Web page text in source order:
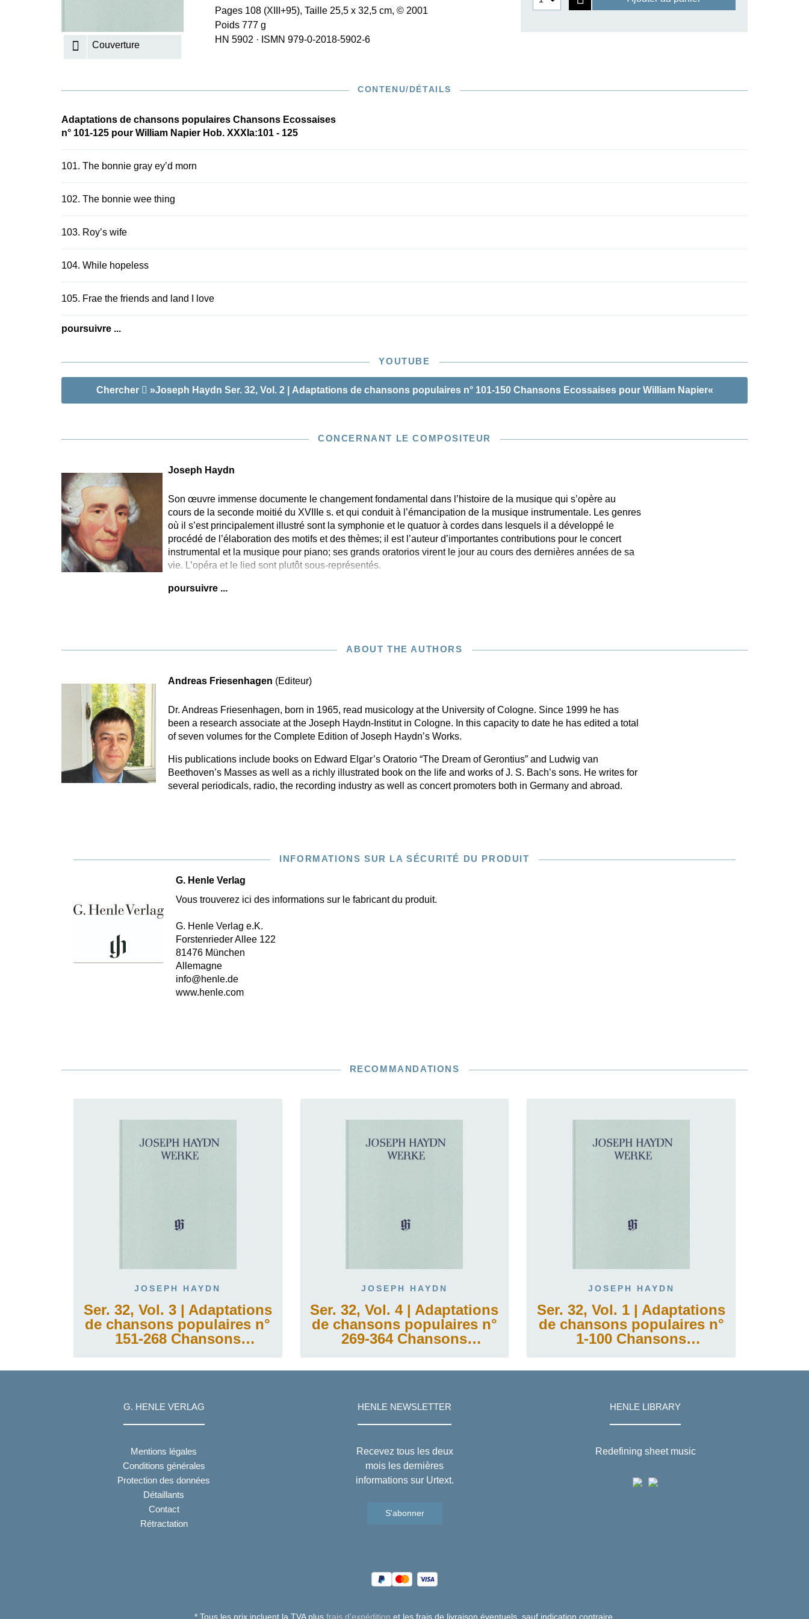
KISSIN THE COMPOSER
RICHARD STRAUSS
Couverture
Pages 108 (XIII+95), Taille 25,5 x 32,5 cm, © 2001
Poids 777 g
HN 5902 · ISMN 979-0-2018-5902-6
CONTENU/DÉTAILS
Adaptations de chansons populaires Chansons Ecossaises
n° 101-125 pour William Napier Hob. XXXIa:101 - 125
101. The bonnie gray ey’d morn
102. The bonnie wee thing
103. Roy’s wife
104. While hopeless
105. Frae the friends and land I love
poursuivre ...
YOUTUBE
Chercher »Joseph Haydn Ser. 32, Vol. 2 | Adaptations de chansons populaires n° 101-150 Chansons Ecossaises pour William Napier«
CONCERNANT LE COMPOSITEUR
Joseph Haydn
Son œuvre immense documente le changement fondamental dans l’histoire de la musique qui s’opère au
cours de la seconde moitié du XVIIIe s. et qui conduit à l’émancipation de la musique instrumentale. Les genres
où il s’est principalement illustré sont la symphonie et le quatuor à cordes dans lesquels il a développé le
procédé de l’élaboration des motifs et des thèmes; il est l’auteur d’importantes contributions pour le concert
instrumental et la musique pour piano; ses grands oratorios virent le jour au cours des dernières années de sa
vie. L’opéra et le lied sont plutôt sous-représentés.
poursuivre ...
ABOUT THE AUTHORS
Andreas Friesenhagen (Editeur)
Dr. Andreas Friesenhagen, born in 1965, read musicology at the University of Cologne. Since 1999 he has
been a research associate at the Joseph Haydn-Institut in Cologne. In this capacity to date he has edited a total
of seven volumes for the Complete Edition of Joseph Haydn’s Works.
His publications include books on Edward Elgar’s Oratorio “The Dream of Gerontius” and Ludwig van
Beethoven’s Masses as well as a richly illustrated book on the life and works of J. S. Bach’s sons. He writes for
several periodicals, radio, the recording industry as well as concert promoters both in Germany and abroad.
INFORMATIONS SUR LA SÉCURITÉ DU PRODUIT
G. Henle Verlag
Vous trouverez ici des informations sur le fabricant du produit.
G. Henle Verlag e.K.
Forstenrieder Allee 122
81476 München
Allemagne
info@henle.de
www.henle.com
RECOMMANDATIONS
JOSEPH HAYDN
Ser. 32, Vol. 3 | Adaptations
de chansons populaires n°
151-268 Chansons
Thomson
JOSEPH HAYDN
Ser. 32, Vol. 4 | Adaptations
de chansons populaires n°
269-364 Chansons
pour George Thomson
JOSEPH HAYDN
Ser. 32, Vol. 1 | Adaptations
de chansons populaires n°
1-100 Chansons
G. HENLE VERLAG
Mentions légales
Conditions générales
Protection des données
Détaillants
Contact
Rétractation
HENLE NEWSLETTER
Recevez tous les deux
mois les dernières
informations sur Urtext.
S'abonner
HENLE LIBRARY
Redefining sheet music
* Tous les prix incluent la TVA plus frais d'expédition et les frais de livraison éventuels, sauf indication contraire.